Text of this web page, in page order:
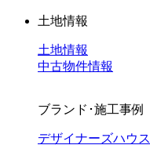
土地情報
土地情報
中古物件情報
ブランド･施工事例
デザイナーズハウス